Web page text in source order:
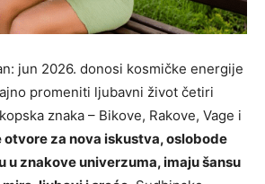
jun 2026. donosi kosmičke energije
promeniti ljubavni život četiri
znaka – Bikove, Rakove, Vage i
otvore za nova iskustva, oslobode
u znakove univerzuma, imaju šansu